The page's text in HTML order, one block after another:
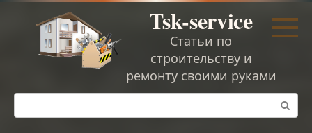
Перейти
Tsk-service
Статьи по
строительству и
ремонту своими руками
Поиск: